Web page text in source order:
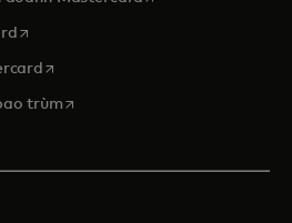
opens in a new tab
opens in a new tab
trùmopens in a new tab